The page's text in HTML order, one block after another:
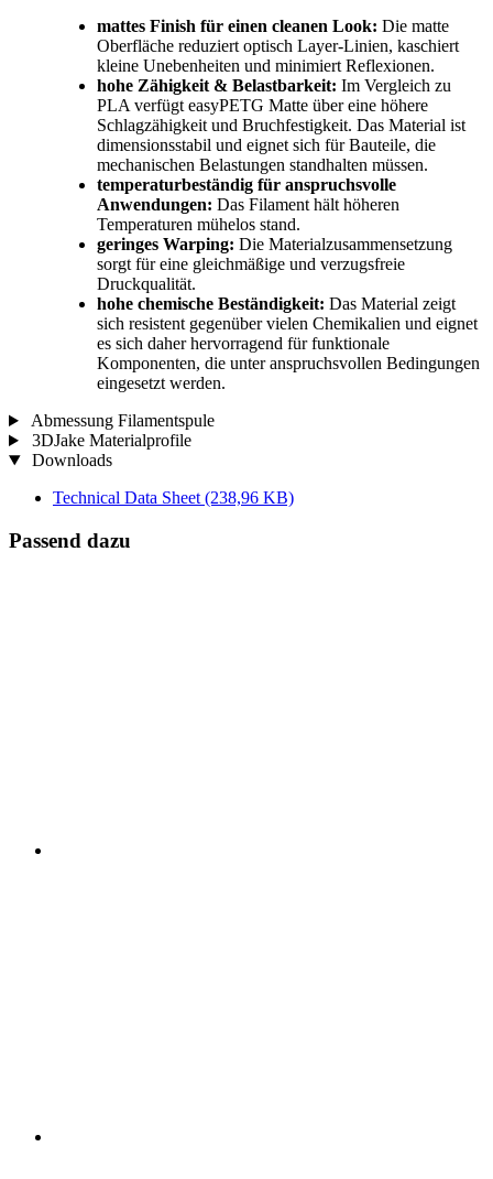
mattes Finish für einen cleanen Look: Die matte
Oberfläche reduziert optisch Layer-Linien, kaschiert
kleine Unebenheiten und minimiert Reflexionen.
hohe Zähigkeit & Belastbarkeit: Im Vergleich zu
PLA verfügt easyPETG Matte über eine höhere
Schlagzähigkeit und Bruchfestigkeit. Das Material ist
dimensionsstabil und eignet sich für Bauteile, die
mechanischen Belastungen standhalten müssen.
temperaturbeständig für anspruchsvolle
Anwendungen: Das Filament hält höheren
Temperaturen mühelos stand.
geringes Warping: Die Materialzusammensetzung
sorgt für eine gleichmäßige und verzugsfreie
Druckqualität.
hohe chemische Beständigkeit: Das Material zeigt
sich resistent gegenüber vielen Chemikalien und eignet
es sich daher hervorragend für funktionale
Komponenten, die unter anspruchsvollen Bedingungen
eingesetzt werden.
Abmessung Filamentspule
3DJake Materialprofile
Downloads
Technical Data Sheet (238,96 KB)
Passend dazu